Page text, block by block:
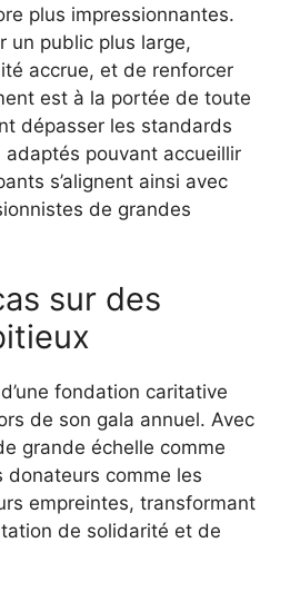
plus impressionnantes.
un public plus large,
accrue, et de renforcer
est à la portée de toute
dépasser les standards
pouvant accueillir
s’alignent ainsi avec
de grandes
sur des
fondation caritative
de son gala annuel. Avec
grande échelle comme
donateurs comme les
empreintes, transformant
de solidarité et de